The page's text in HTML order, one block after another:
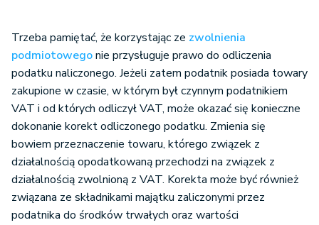
Trzeba pamiętać, że korzystając ze zwolnienia
podmiotowegonie przysługuje prawo do odliczenia
podatku naliczonego. Jeżeli zatem podatnik posiada towary
zakupione w czasie, w którym był czynnym podatnikiem
VAT i od których odliczył VAT, może okazać się konieczne
dokonanie korekt odliczonego podatku. Zmienia się
bowiem przeznaczenie towaru, którego związek z
działalnością opodatkowaną przechodzi na związek z
działalnością zwolnioną z VAT. Korekta może być również
związana ze składnikami majątku zaliczonymi przez
podatnika do środków trwałych oraz wartości